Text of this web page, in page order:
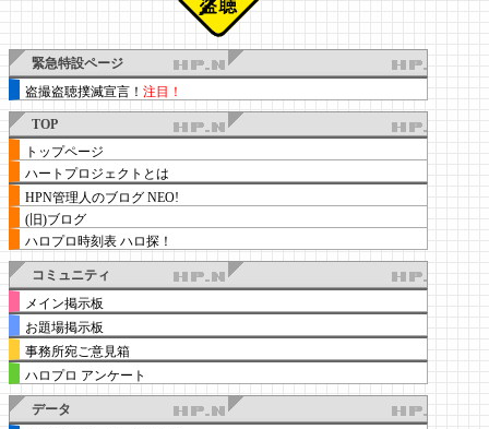
緊急特設ページ
盗撮盗聴撲滅宣言！ 注目！
TOP
トップページ
ハートプロジェクトとは
HPN管理人のブログ NEO!
(旧)ブログ
ハロプロ時刻表 ハロ探！
コミュニティ
メイン掲示板
お題場掲示板
事務所宛ご意見箱
ハロプロ アンケート
データ